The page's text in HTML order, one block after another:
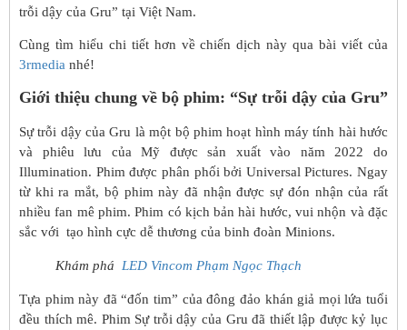
trỗi dậy của Gru” tại Việt Nam.
Cùng tìm hiểu chi tiết hơn về chiến dịch này qua bài viết của
3rmedia nhé!
Giới thiệu chung về bộ phim: “Sự trỗi dậy của Gru”
Sự trỗi dậy của Gru là một bộ phim hoạt hình máy tính hài hước
và phiêu lưu của Mỹ được sản xuất vào năm 2022 do
Illumination. Phim được phân phối bởi Universal Pictures. Ngay
từ khi ra mắt, bộ phim này đã nhận được sự đón nhận của rất
nhiều fan mê phim. Phim có kịch bản hài hước, vui nhộn và đặc
sắc với tạo hình cực dễ thương của binh đoàn Minions.
Khám phá LED Vincom Phạm Ngọc Thạch
Tựa phim này đã “đốn tim” của đông đảo khán giả mọi lứa tuổi
đều thích mê. Phim Sự trỗi dậy của Gru đã thiết lập được kỷ lục